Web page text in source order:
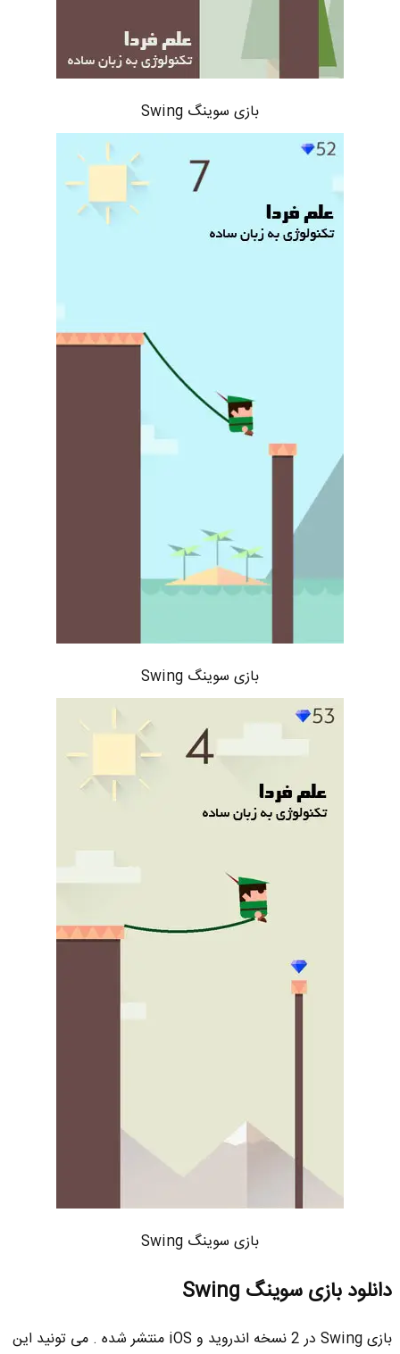
بازی سوینگ Swing
بازی سوینگ Swing
بازی سوینگ Swing
دانلود بازی سوینگ Swing
بازی Swing در 2 نسخه اندروید و iOS منتشر شده . می تونید این